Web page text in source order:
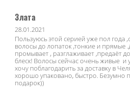
Злата
28.01.2021
Пользуюсь этой серией уже пол года
волосы до лопаток ,тонкие и
промывает , разглаживает ,предаёт
блеск! Волосы сейчас очень живые и
хочу поблагодарить за доставку в
хорошо упаковано, быстро. Безумно
подарок))